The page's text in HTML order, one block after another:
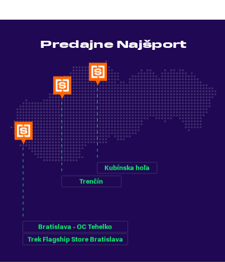
Predajne Najšport
Bratislava - OC Tehelko
Trek Flagship Store Bratislava
Trenčín
Kubínska hoľa